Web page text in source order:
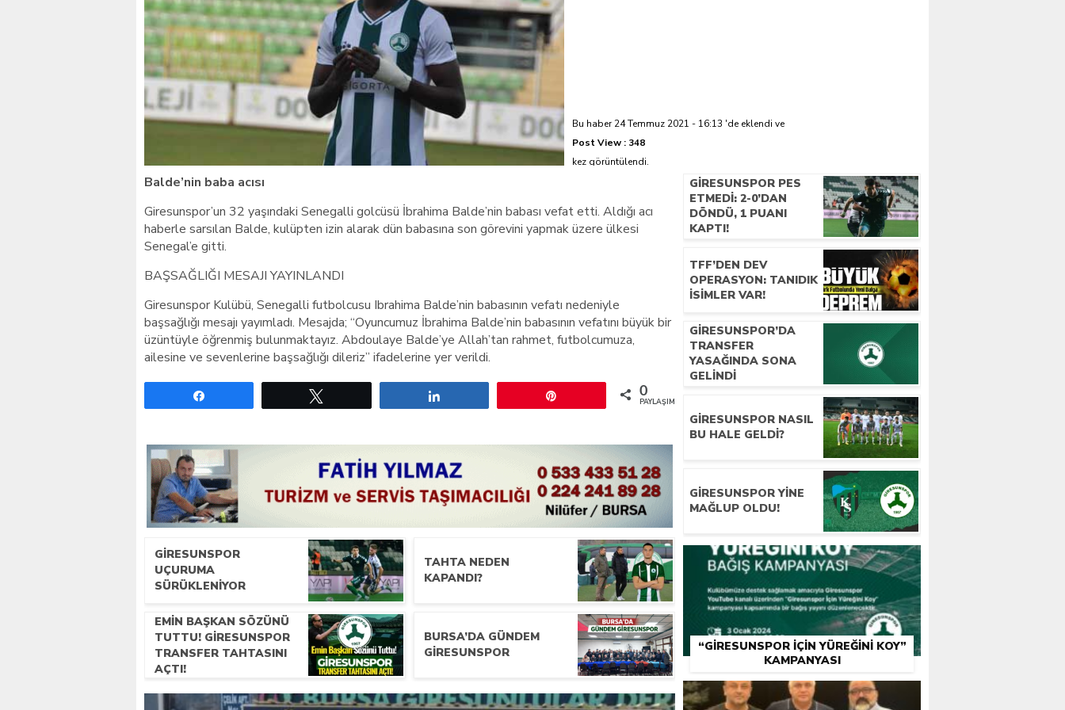
Giresunlu sürücü Orhangazi’de hayatını kaybetti
Bu haber 24 Temmuz 2021 - 16:13 'de eklendi ve
Post View : 348
kez görüntülendi.
Balde’nin baba acısı
Giresunspor’un 32 yaşındaki Senegalli golcüsü İbrahima Balde’nin babası vefat etti. Aldığı acı
haberle sarsılan Balde, kulüpten izin alarak dün babasına son görevini yapmak üzere ülkesi
Senegal’e gitti.
BAŞSAĞLIĞI MESAJI YAYINLANDI
Giresunspor Kulübü, Senegalli futbolcusu Ibrahima Balde’nin babasının vefatı nedeniyle
başsağlığı mesajı yayımladı. Mesajda; “Oyuncumuz İbrahima Balde’nin babasının vefatını büyük bir
üzüntüyle öğrenmiş bulunmaktayız. Abdoulaye Balde’ye Allah’tan rahmet, futbolcumuza,
ailesine ve sevenlerine başsağlığı dileriz” ifadelerine yer verildi.
0
PAYLAŞIMLAR
GIRESUNSPOR
UÇURUMA
SÜRÜKLENIYOR
TAHTA NEDEN
KAPANDI?
EMIN BAŞKAN SÖZÜNÜ
TUTTU! GIRESUNSPOR
TRANSFER TAHTASINI
AÇTI!
BURSA’DA GÜNDEM
GIRESUNSPOR
GIRESUNSPOR PES
ETMEDI: 2-0’DAN
DÖNDÜ, 1 PUANI
KAPTI!
TFF’DEN DEV
OPERASYON: TANIDIK
İSIMLER VAR!
GIRESUNSPOR’DA
TRANSFER
YASAĞINDA SONA
GELINDI
GIRESUNSPOR NASIL
BU HALE GELDI?
GIRESUNSPOR YINE
MAĞLUP OLDU!
“GIRESUNSPOR İÇIN YÜREĞINI KOY”
KAMPANYASI